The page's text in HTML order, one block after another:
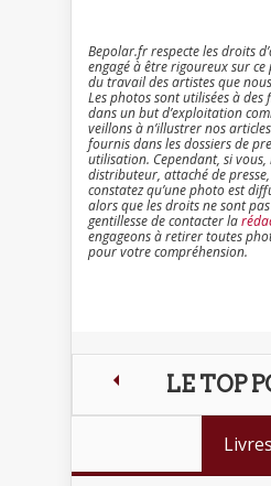
Bepolar.fr respecte les droits
engagé à être rigoureux sur
du travail des artistes que
Les photos sont utilisées à
dans un but d’exploitation
veillons à n’illustrer nos
fournis dans les dossiers de
utilisation. Cependant, si
distributeur, attaché de
constatez qu’une photo est
alors que les droits ne sont
gentillesse de contacter la
engageons à retirer toutes
pour votre compréhension.
LE TOP
Livres